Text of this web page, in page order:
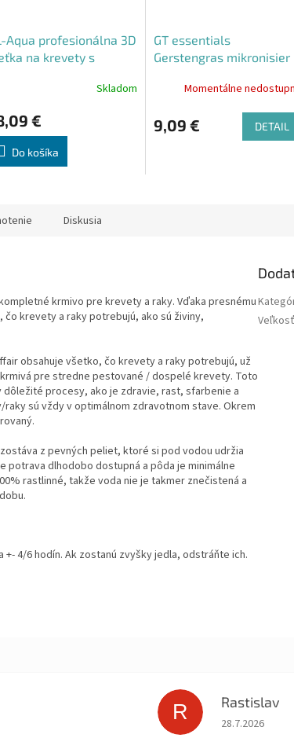
Aqua profesionálna 3D
na krevety s
Skladom
€
Do košíka
GT essentials
Gerstengras mikronisier
Momentálne
9,09 € DETAIL
Diskusia
krmivo pre krevety a raky. Vďaka presnému
krevety a raky potrebujú, ako sú živiny,
obsahuje všetko, čo krevety a raky potrebujú, už
pre stredne pestované / dospelé krevety. Toto
procesy, ako je zdravie, rast, sfarbenie a
sú vždy v optimálnom zdravotnom stave. Okrem
z pevných peliet, ktoré si pod vodou udržia
potrava dlhodobo dostupná a pôda je minimálne
rastlinné, takže voda nie je takmer znečistená a
4/6 hodín. Ak zostanú zvyšky jedla, odstráňte ich.
z 5 hviezdičiek. R Rastislav
Hodnotenie
28.7.2026